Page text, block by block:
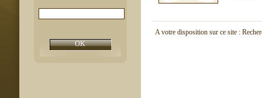
A votre disposition sur ce site :